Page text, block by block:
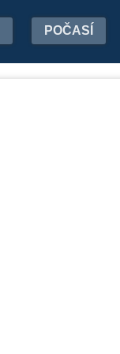
POČASÍ